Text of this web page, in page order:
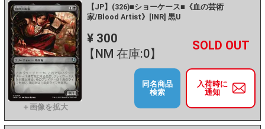
【JP】(326)■ショーケース■《血の芸術
家/Blood Artist》[INR] 黒U
¥ 300
【NM 在庫:0】
－ +
入荷時に
通知
同名商品
検索